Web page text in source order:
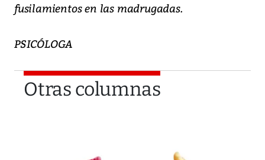
fusilamientos en las madrugadas.
PSICÓLOGA
Otras columnas